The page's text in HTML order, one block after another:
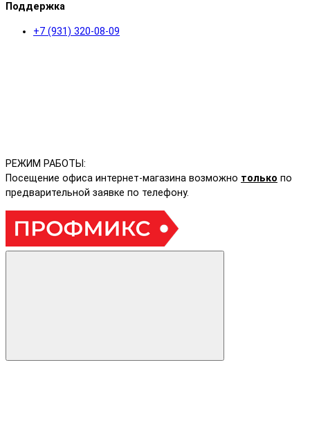
Поддержка
+7 (931) 320-08-09
РЕЖИМ РАБОТЫ:
Посещение офиса интернет-магазина возможно только по
предварительной заявке по телефону.